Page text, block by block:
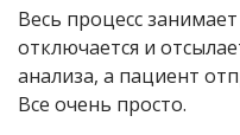
Весь процесс
отключается и
анализа, а пациент
Все очень просто.